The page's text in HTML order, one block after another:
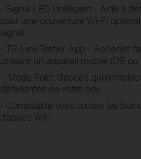
- Signal LED intelligent - Aide à
pour une couverture Wi-Fi
signal
- TP-Link Tether App - Accédez
utilisant un appareil mobile iOS
- Mode Point d'accès qui
défaillantes de votre box.
- Compatible avec toutes les box
d'accès WiFi